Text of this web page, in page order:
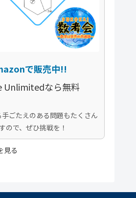
で販売中!!
Unlimitedなら無料
ごたえのある問題もたくさん
ので、ぜひ挑戦を！
見る